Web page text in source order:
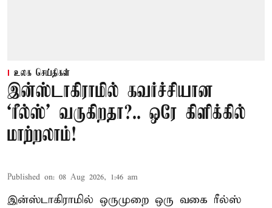
உலக செய்திகள்
இன்ஸ்டாகிராமில் கவர்ச்சியான
‘ரீல்ஸ்’ வருகிறதா?.. ஒரே கிளிக்கில்
மாற்றலாம்!
Published on: 08 Aug 2026, 1:46 am
இன்ஸ்டாகிராமில் ஒருமுறை ஒரு வகை ரீல்ஸ்